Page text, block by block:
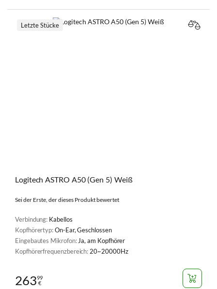
Logitech ASTRO A50 (Gen 5) Weiß
Sei der Erste, der dieses Produkt bewertet
Verbindung: Kabellos
Kopfhörertyp:On-Ear, Geschlossen
Eingebautes Mikrofon: Ja, am Kopfhörer
Kopfhörerfrequenzbereich: 20~20000Hz
Letzte Stücke
26399
€